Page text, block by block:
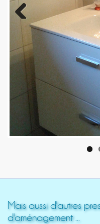
Mais aussi d'autres
d'aménagement ...